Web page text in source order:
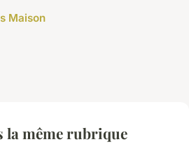
Maison
la même rubrique